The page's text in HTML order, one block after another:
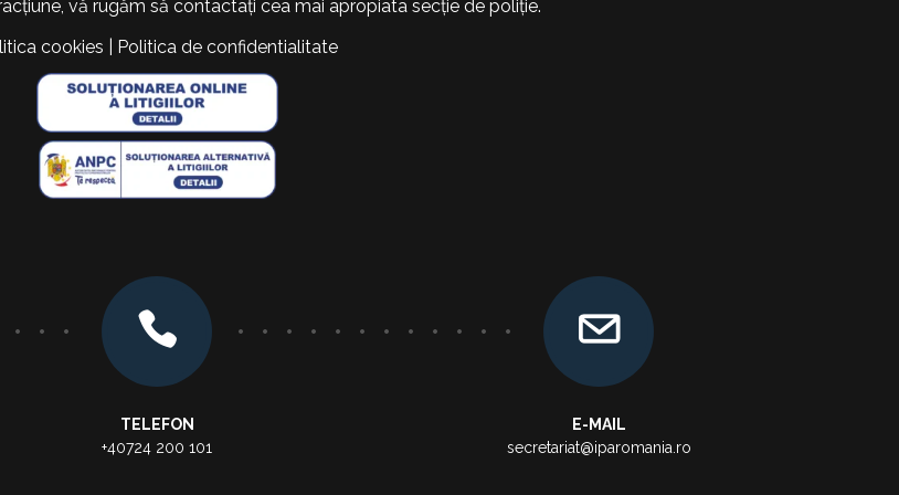
vă rugăm să contactați cea mai apropiata secție de poliție.
cookies
Politica de confidentialitate
TELEFON
+40724 200 101
E-MAIL
secretariat@iparomania.ro